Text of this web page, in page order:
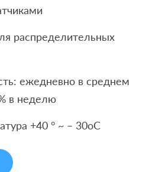
распределительных
ежедневно в среднем
в неделю
+40 ° ~ – 30oC